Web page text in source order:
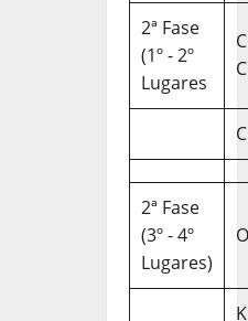
2ª Fase
(1º - 2º
Lugares
C
2ª Fase
(3º - 4º
Lugares)